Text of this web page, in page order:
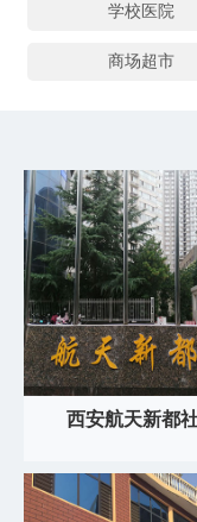
学校医院
商场超市
西安航天新都